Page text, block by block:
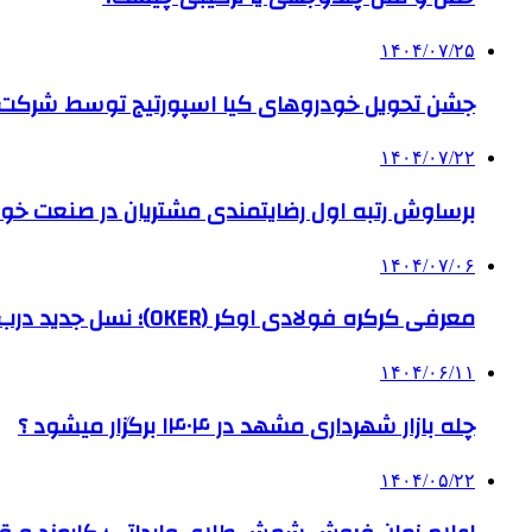
۱۴۰۴/۰۷/۲۵
جشن تحویل خودروهای کیا اسپورتیج توسط
۱۴۰۴/۰۷/۲۲
برساوش رتبه اول رضایتمندی مشتریان در صنعت
۱۴۰۴/۰۷/۰۶
معرفی کرکره فولادی اوکر (OKER)؛ نسل جدید درب‌های برقی برای امنیت بیشتر
۱۴۰۴/۰۶/۱۱
چله بازار شهرداری مشهد در ۱۴۰۴ برگزار میشود ؟
۱۴۰۴/۰۵/۲۲